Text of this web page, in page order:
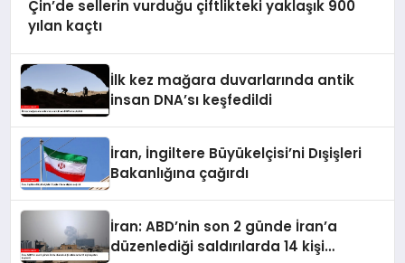
Çin’de sellerin vurduğu çiftlikteki yaklaşık 900
yılan kaçtı
İlk kez mağara duvarlarında antik
insan DNA’sı keşfedildi
İran, İngiltere Büyükelçisi’ni Dışişleri
Bakanlığına çağırdı
İran: ABD’nin son 2 günde İran’a
düzenlediği saldırılarda 14 kişi